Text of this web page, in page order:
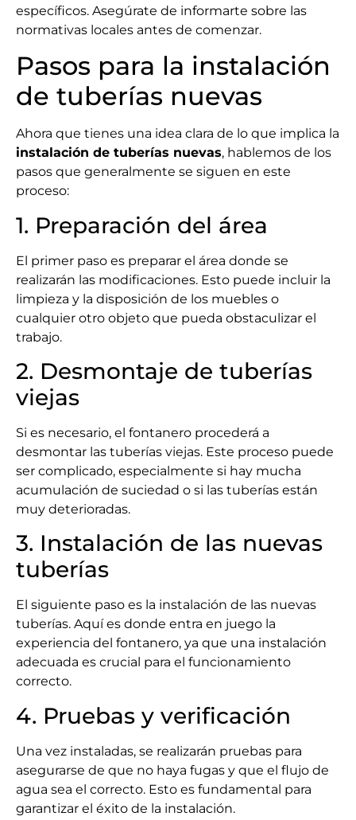
específicos. Asegúrate de informarte sobre las
normativas locales antes de comenzar.
Pasos para la instalación
de tuberías nuevas
Ahora que tienes una idea clara de lo que implica la
instalación de tuberías nuevas, hablemos de los
pasos que generalmente se siguen en este
proceso:
1. Preparación del área
El primer paso es preparar el área donde se
realizarán las modificaciones. Esto puede incluir la
limpieza y la disposición de los muebles o
cualquier otro objeto que pueda obstaculizar el
trabajo.
2. Desmontaje de tuberías
viejas
Si es necesario, el fontanero procederá a
desmontar las tuberías viejas. Este proceso puede
ser complicado, especialmente si hay mucha
acumulación de suciedad o si las tuberías están
muy deterioradas.
3. Instalación de las nuevas
tuberías
El siguiente paso es la instalación de las nuevas
tuberías. Aquí es donde entra en juego la
experiencia del fontanero, ya que una instalación
adecuada es crucial para el funcionamiento
correcto.
4. Pruebas y verificación
Una vez instaladas, se realizarán pruebas para
asegurarse de que no haya fugas y que el flujo de
agua sea el correcto. Esto es fundamental para
garantizar el éxito de la instalación.